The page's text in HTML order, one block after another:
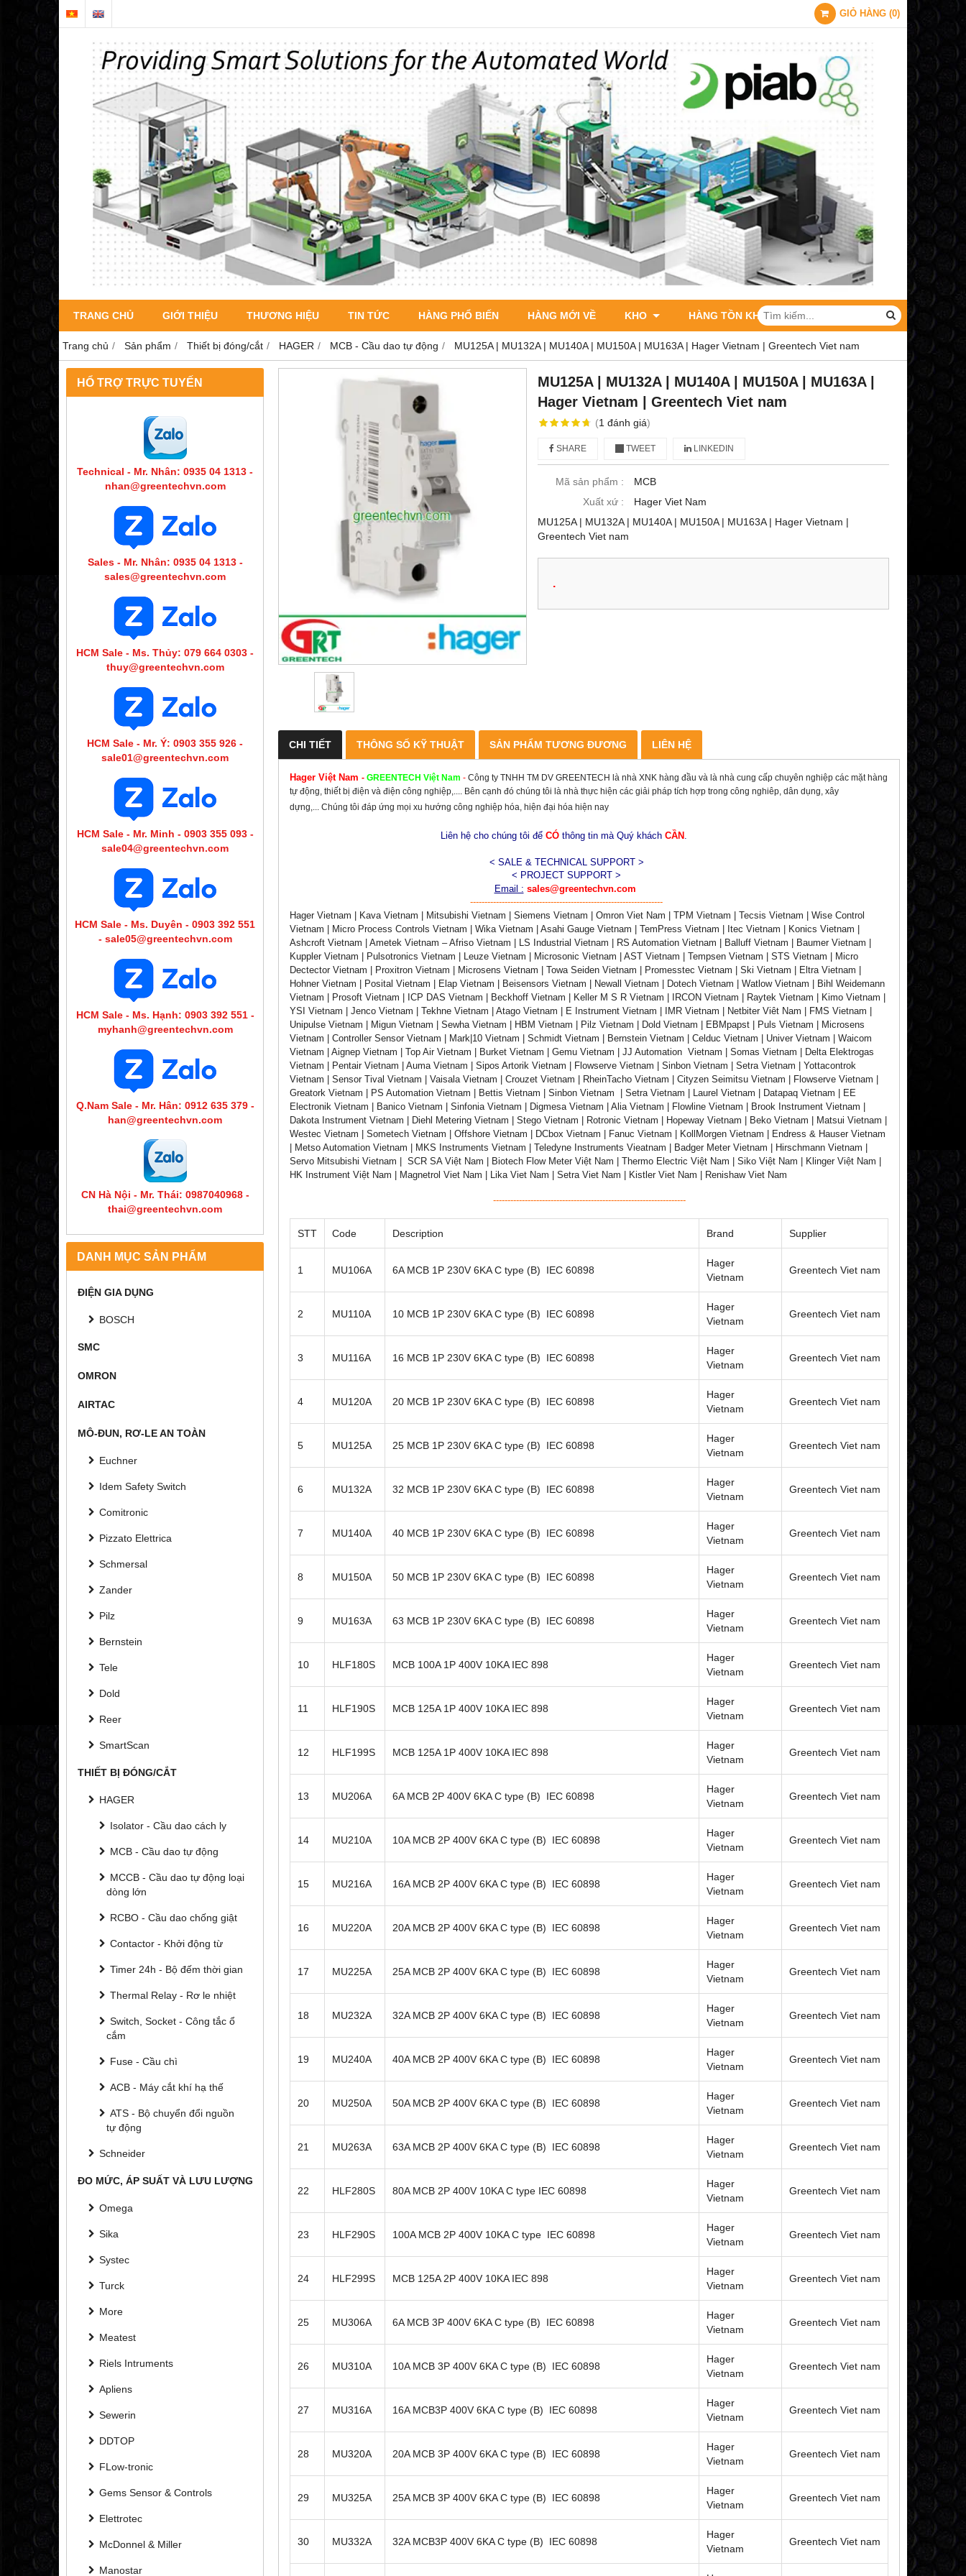
GIỎ HÀNG (0)
TRANG CHỦ GIỚI THIỆU THƯƠNG HIỆU TIN TỨC HÀNG PHỔ BIẾN HÀNG MỚI VỀ KHO HÀNG TỒN KHO
Trang chủ Sản phẩm Thiết bị đóng/cắt HAGER MCB - Cầu dao tự động MU125A | MU132A | MU140A | MU150A | MU163A | Hager Vietnam | Greentech Viet nam
HỔ TRỢ TRỰC TUYẾN
Technical - Mr. Nhân: 0935 04 1313 -
nhan@greentechvn.com
Sales - Mr. Nhân: 0935 04 1313 -
sales@greentechvn.com
HCM Sale - Ms. Thủy: 079 664 0303 -
thuy@greentechvn.com
HCM Sale - Mr. Ý: 0903 355 926 -
sale01@greentechvn.com
HCM Sale - Mr. Minh - 0903 355 093 -
sale04@greentechvn.com
HCM Sale - Ms. Duyên - 0903 392 551
- sale05@greentechvn.com
HCM Sale - Ms. Hạnh: 0903 392 551 -
myhanh@greentechvn.com
Q.Nam Sale - Mr. Hân: 0912 635 379 -
han@greentechvn.com
CN Hà Nội - Mr. Thái: 0987040968 -
thai@greentechvn.com
DANH MỤC SẢN PHẨM
ĐIỆN GIA DỤNG
BOSCH
SMC
OMRON
AIRTAC
MÔ-ĐUN, RƠ-LE AN TOÀN
Euchner
Idem Safety Switch
Comitronic
Pizzato Elettrica
Schmersal
Zander
Pilz
Bernstein
Tele
Dold
Reer
SmartScan
THIẾT BỊ ĐÓNG/CẮT
HAGER
Isolator - Cầu dao cách ly
MCB - Cầu dao tự động
MCCB - Cầu dao tự động loại
dòng lớn
RCBO - Cầu dao chống giật
Contactor - Khởi động từ
Timer 24h - Bộ đếm thời gian
Thermal Relay - Rơ le nhiệt
Switch, Socket - Công tắc ổ
cắm
Fuse - Cầu chì
ACB - Máy cắt khí hạ thế
ATS - Bộ chuyển đổi nguồn
tự động
Schneider
ĐO MỨC, ÁP SUẤT VÀ LƯU LƯỢNG
Omega
Sika
Systec
Turck
More
Meatest
Riels Intruments
Apliens
Sewerin
DDTOP
FLow-tronic
Gems Sensor & Controls
Elettrotec
McDonnel & Miller
Manostar
MU125A | MU132A | MU140A | MU150A | MU163A |
Hager Vietnam | Greentech Viet nam
(1 đánh giá)
SHARE TWEET LINKEDIN
Mã sản phẩm :
MCB
Xuất xứ :
Hager Viet Nam
MU125A | MU132A | MU140A | MU150A | MU163A | Hager Vietnam |
Greentech Viet nam
CHI TIẾT THÔNG SỐ KỸ THUẬT SẢN PHẨM TƯƠNG ĐƯƠNG LIÊN HỆ
Hager Việt Nam - GREENTECH Việt Nam - Công ty TNHH TM DV GREENTECH là nhà XNK hàng đầu và là nhà cung cấp chuyên nghiệp các mặt hàng
tự động, thiết bị điện và điện công nghiệp,.... Bên cạnh đó chúng tôi là nhà thực hiện các giải pháp tích hợp trong công nghiêp, dân dụng, xây
dựng,... Chúng tôi đáp ứng mọi xu hướng công nghiệp hóa, hiện đại hóa hiện nay
Liên hệ cho chúng tôi để CÓthông tin mà Quý khách CẦN.
< SALE & TECHNICAL SUPPORT >
< PROJECT SUPPORT >
Email : sales@greentechvn.com
-------------------------------------------------------------------
Hager Vietnam | Kava Vietnam | Mitsubishi Vietnam | Siemens Vietnam | Omron Viet Nam | TPM Vietnam | Tecsis Vietnam | Wise Control
Vietnam | Micro Process Controls Vietnam | Wika Vietnam | Asahi Gauge Vietnam | TemPress Vietnam | Itec Vietnam | Konics Vietnam |
Ashcroft Vietnam | Ametek Vietnam – Afriso Vietnam | LS Industrial Vietnam | RS Automation Vietnam | Balluff Vietnam | Baumer Vietnam |
Kuppler Vietnam | Pulsotronics Vietnam | Leuze Vietnam | Microsonic Vietnam | AST Vietnam | Tempsen Vietnam | STS Vietnam | Micro
Dectector Vietnam | Proxitron Vietnam | Microsens Vietnam | Towa Seiden Vietnam | Promesstec Vietnam | Ski Vietnam | Eltra Vietnam |
Hohner Vietnam | Posital Vietnam | Elap Vietnam | Beisensors Vietnam | Newall Vietnam | Dotech Vietnam | Watlow Vietnam | Bihl Weidemann
Vietnam | Prosoft Vietnam | ICP DAS Vietnam | Beckhoff Vietnam | Keller M S R Vietnam | IRCON Vietnam | Raytek Vietnam | Kimo Vietnam |
YSI Vietnam | Jenco Vietnam | Tekhne Vietnam | Atago Vietnam | E Instrument Vietnam | IMR Vietnam | Netbiter Viêt Nam | FMS Vietnam |
Unipulse Vietnam | Migun Vietnam | Sewha Vietnam | HBM Vietnam | Pilz Vietnam | Dold Vietnam | EBMpapst | Puls Vietnam | Microsens
Vietnam | Controller Sensor Vietnam | Mark|10 Vietnam | Schmidt Vietnam | Bernstein Vietnam | Celduc Vietnam | Univer Vietnam | Waicom
Vietnam | Aignep Vietnam | Top Air Vietnam | Burket Vietnam | Gemu Vietnam | JJ Automation Vietnam | Somas Vietnam | Delta Elektrogas
Vietnam | Pentair Vietnam | Auma Vietnam | Sipos Artorik Vietnam | Flowserve Vietnam | Sinbon Vietnam | Setra Vietnam | Yottacontrok
Vietnam | Sensor Tival Vietnam | Vaisala Vietnam | Crouzet Vietnam | RheinTacho Vietnam | Cityzen Seimitsu Vietnam | Flowserve Vietnam |
Greatork Vietnam | PS Automation Vietnam | Bettis Vietnam | Sinbon Vietnam | Setra Vietnam | Laurel Vietnam | Datapaq Vietnam | EE
Electronik Vietnam | Banico Vietnam | Sinfonia Vietnam | Digmesa Vietnam | Alia Vietnam | Flowline Vietnam | Brook Instrument Vietnam |
Dakota Instrument Vietnam | Diehl Metering Vietnam | Stego Vietnam | Rotronic Vietnam | Hopeway Vietnam | Beko Vietnam | Matsui Vietnam |
Westec Vietnam | Sometech Vietnam | Offshore Vietnam | DCbox Vietnam | Fanuc Vietnam | KollMorgen Vietnam | Endress & Hauser Vietnam
| Metso Automation Vietnam | MKS Instruments Vietnam | Teledyne Instruments Vieatnam | Badger Meter Vietnam | Hirschmann Vietnam |
Servo Mitsubishi Vietnam | SCR SA Việt Nam | Biotech Flow Meter Việt Nam | Thermo Electric Việt Nam | Siko Việt Nam | Klinger Việt Nam |
HK Instrument Việt Nam | Magnetrol Viet Nam | Lika Viet Nam | Setra Viet Nam | Kistler Viet Nam | Renishaw Viet Nam
-------------------------------------------------------------------
STT Code Description Brand Supplier
1 MU106A 6A MCB 1P 230V 6KA C type (B) IEC 60898
Hager
Vietnam
Greentech Viet nam
2 MU110A 10 MCB 1P 230V 6KA C type (B) IEC 60898
Hager
Vietnam
Greentech Viet nam
3 MU116A 16 MCB 1P 230V 6KA C type (B) IEC 60898
Hager
Vietnam
Greentech Viet nam
4 MU120A 20 MCB 1P 230V 6KA C type (B) IEC 60898
Hager
Vietnam
Greentech Viet nam
5 MU125A 25 MCB 1P 230V 6KA C type (B) IEC 60898
Hager
Vietnam
Greentech Viet nam
6 MU132A 32 MCB 1P 230V 6KA C type (B) IEC 60898
Hager
Vietnam
Greentech Viet nam
7 MU140A 40 MCB 1P 230V 6KA C type (B) IEC 60898
Hager
Vietnam
Greentech Viet nam
8 MU150A 50 MCB 1P 230V 6KA C type (B) IEC 60898
Hager
Vietnam
Greentech Viet nam
9 MU163A 63 MCB 1P 230V 6KA C type (B) IEC 60898
Hager
Vietnam
Greentech Viet nam
10 HLF180S MCB 100A 1P 400V 10KA IEC 898
Hager
Vietnam
Greentech Viet nam
11 HLF190S MCB 125A 1P 400V 10KA IEC 898
Hager
Vietnam
Greentech Viet nam
12 HLF199S MCB 125A 1P 400V 10KA IEC 898
Hager
Vietnam
Greentech Viet nam
13 MU206A 6A MCB 2P 400V 6KA C type (B) IEC 60898
Hager
Vietnam
Greentech Viet nam
14 MU210A 10A MCB 2P 400V 6KA C type (B) IEC 60898
Hager
Vietnam
Greentech Viet nam
15 MU216A 16A MCB 2P 400V 6KA C type (B) IEC 60898
Hager
Vietnam
Greentech Viet nam
16 MU220A 20A MCB 2P 400V 6KA C type (B) IEC 60898
Hager
Vietnam
Greentech Viet nam
17 MU225A 25A MCB 2P 400V 6KA C type (B) IEC 60898
Hager
Vietnam
Greentech Viet nam
18 MU232A 32A MCB 2P 400V 6KA C type (B) IEC 60898
Hager
Vietnam
Greentech Viet nam
19 MU240A 40A MCB 2P 400V 6KA C type (B) IEC 60898
Hager
Vietnam
Greentech Viet nam
20 MU250A 50A MCB 2P 400V 6KA C type (B) IEC 60898
Hager
Vietnam
Greentech Viet nam
21 MU263A 63A MCB 2P 400V 6KA C type (B) IEC 60898
Hager
Vietnam
Greentech Viet nam
22 HLF280S 80A MCB 2P 400V 10KA C type IEC 60898
Hager
Vietnam
Greentech Viet nam
23 HLF290S 100A MCB 2P 400V 10KA C type IEC 60898
Hager
Vietnam
Greentech Viet nam
24 HLF299S MCB 125A 2P 400V 10KA IEC 898
Hager
Vietnam
Greentech Viet nam
25 MU306A 6A MCB 3P 400V 6KA C type (B) IEC 60898
Hager
Vietnam
Greentech Viet nam
26 MU310A 10A MCB 3P 400V 6KA C type (B) IEC 60898
Hager
Vietnam
Greentech Viet nam
27 MU316A 16A MCB3P 400V 6KA C type (B) IEC 60898
Hager
Vietnam
Greentech Viet nam
28 MU320A 20A MCB 3P 400V 6KA C type (B) IEC 60898
Hager
Vietnam
Greentech Viet nam
29 MU325A 25A MCB 3P 400V 6KA C type (B) IEC 60898
Hager
Vietnam
Greentech Viet nam
30 MU332A 32A MCB3P 400V 6KA C type (B) IEC 60898
Hager
Vietnam
Greentech Viet nam